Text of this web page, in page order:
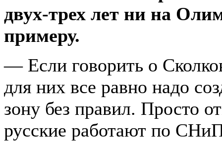
двух-трех лет ни на
примеру.
— Если говорить о
для них все равно надо
зону без правил. Просто
русские работают по